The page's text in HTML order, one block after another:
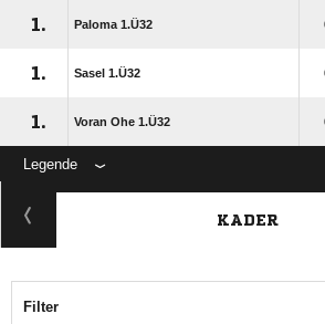
1. Paloma 1.Ü32
1. Sasel 1.Ü32
1. Voran Ohe 1.Ü32
Legende
KADER
Filter